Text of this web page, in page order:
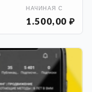
НАЧИНАЯ С
1.500,00 ₽